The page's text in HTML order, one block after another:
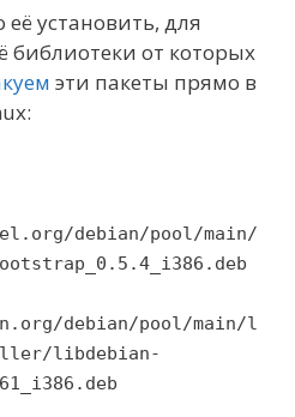
установить, для
библиотеки от которых
эти пакеты прямо в
debian/pool/main/
debian/pool/main/l
libdebian-